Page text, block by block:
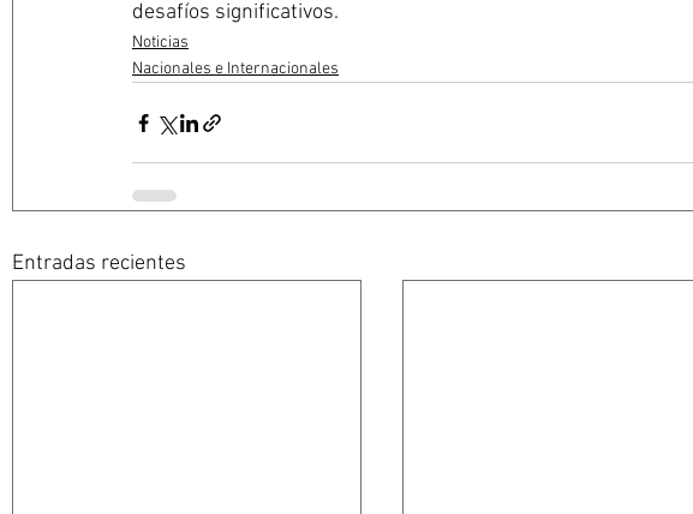
desafíos significativos.
Noticias
Nacionales e Internacionales
Entradas recientes